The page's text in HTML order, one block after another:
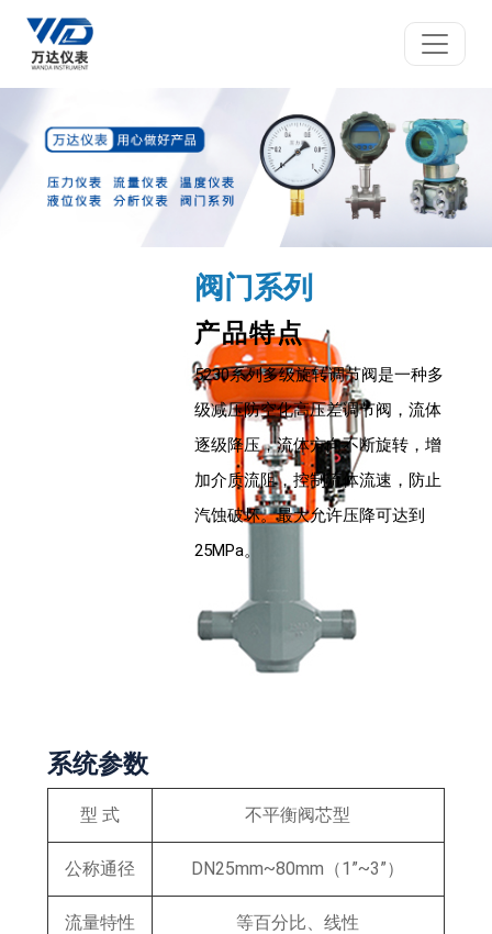
阀门系列
产品特点
5230系列多级旋转调节阀是一种多
级减压防空化高压差调节阀，流体
逐级降压，流体方向不断旋转，增
加介质流阻，控制流体流速，防止
汽蚀破坏。最大允许压降可达到
25MPa。
系统参数
型 式 不平衡阀芯型
公称通径 DN25mm~80mm（1”~3”）
流量特性 等百分比、线性